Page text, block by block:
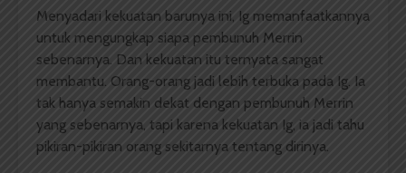
Menyadari kekuatan barunya ini, Ig memanfaatkannya
untuk mengungkap siapa pembunuh Merrin
sebenarnya. Dan kekuatan itu ternyata sangat
membantu. Orang-orang jadi lebih terbuka pada Ig. Ia
tak hanya semakin dekat dengan pembunuh Merrin
yang sebenarnya, tapi karena kekuatan Ig, ia jadi tahu
pikiran-pikiran orang sekitarnya tentang dirinya.